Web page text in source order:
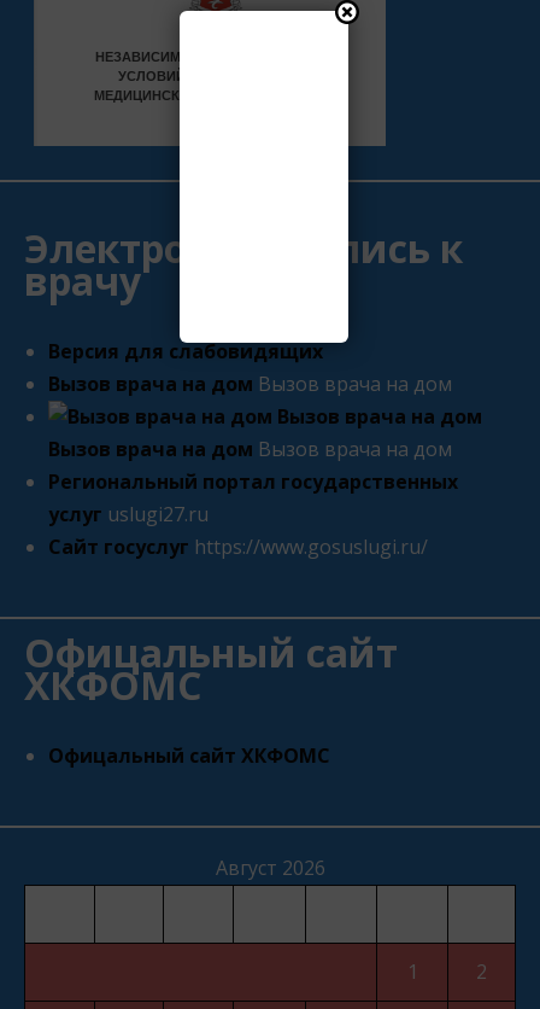
Электронная запись к
врачу
Версия для слабовидящих
Вызов врача на дом Вызов врача на дом
Вызов врача на дом Вызов врача на дом
Региональный портал государственных
услуг uslugi27.ru
Сайт госуслуг https://www.gosuslugi.ru/
Офицальный сайт
ХКФОМС
Офицальный сайт ХКФОМС
Август 2026
1 2